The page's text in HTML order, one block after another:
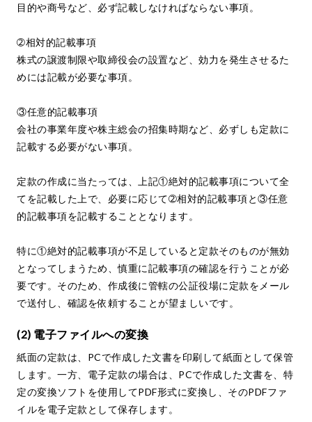
目的や商号など、必ず記載しなければならない事項。
➁相対的記載事項
株式の譲渡制限や取締役会の設置など、効力を発生させるた
めには記載が必要な事項。
③任意的記載事項
会社の事業年度や株主総会の招集時期など、必ずしも定款に
記載する必要がない事項。
定款の作成に当たっては、上記①絶対的記載事項について全
てを記載した上で、必要に応じて➁相対的記載事項と③任意
的記載事項を記載することとなります。
特に①絶対的記載事項が不足していると定款そのものが無効
となってしまうため、慎重に記載事項の確認を行うことが必
要です。そのため、作成後に管轄の公証役場に定款をメール
で送付し、確認を依頼することが望ましいです。
(2) 電子ファイルへの変換
紙面の定款は、PCで作成した文書を印刷して紙面として保管
します。一方、電子定款の場合は、PCで作成した文書を、特
定の変換ソフトを使用してPDF形式に変換し、そのPDFファ
イルを電子定款として保存します。